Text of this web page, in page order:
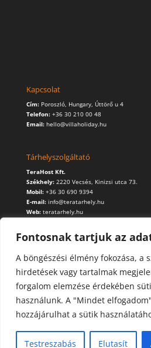
Fontosnak tartjuk az
A böngészési élmény fokozása, a
hirdetések vagy tartalmak
forgalom elemzése érdekében
használunk. A "Mindet
hozzájárulhat a sütik
Testreszabás Elutasít
Kapcsolat
Cím: Poroszló, Hungary, Úttörő u 4
Telefon: +36 30 210 00 48
Email: hello@villaholiday.hu
Tárhelyszolgáltató
TeraHost Kft.
Székhely: 2220 Vecsés, Kinizsi utca 73.
Mobil: +36 30 690 9394
E-mail: info@teratarhely.hu
Web: teratarhely.hu
Kapcsolat Foglalás
Adatvédelmi szabályzat